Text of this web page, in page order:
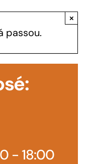
passou.
×
- 18:00